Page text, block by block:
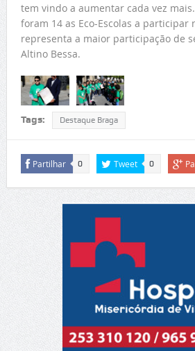
tem vindo a aumentar cada vez
foram 14 as Eco-Escolas a participar
representa a maior participação de
Altino Bessa.
Tags: Destaque Braga
Partilhar 0 Tweet 0